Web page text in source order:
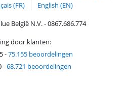
(FR)
English (EN)
België N.V. - 0867.686.774
door klanten:
-75.155 beoordelingen
-68.721 beoordelingen